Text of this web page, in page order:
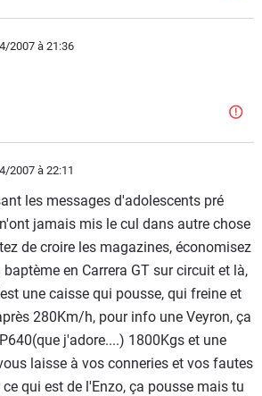
2007 à 21:36
2007 à 22:11
les messages d'adolescents pré
jamais mis le cul dans autre chose
de croire les magazines, économisez
en Carrera GT sur circuit et là,
une caisse qui pousse, qui freine et
280Km/h, pour info une Veyron, ça
j'adore....) 1800Kgs et une
laisse à vos conneries et vos fautes
qui est de l'Enzo, ça pousse mais tu